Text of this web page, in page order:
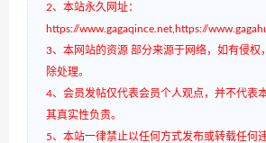
2、本站永久网址：
https://www.gagaqince.net,https://
3、本网站的资源 部分来源于网络，如有侵权
除处理。
4、会员发帖仅代表会员个人观点，并不代表
其真实性负责。
5、本站一律禁止以任何方式发布或转载任何